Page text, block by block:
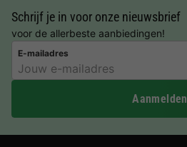
Schrijf je in voor onze nieuwsbrief
voor de allerbeste aanbiedingen!
E-mailadres
Aanmelden